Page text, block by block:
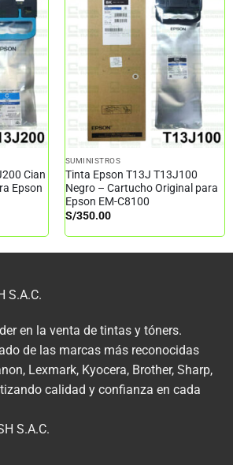
Cian
Epson
SUMINISTROS
Tinta Epson T13J T13J100
Negro – Cartucho Original para
Epson EM-C8100
S/350.00
S.A.C.
en la venta de tintas y tóners.
de las marcas más reconocidas
Lexmark, Kyocera, Brother, Sharp,
calidad y confianza en cada
S.A.C.